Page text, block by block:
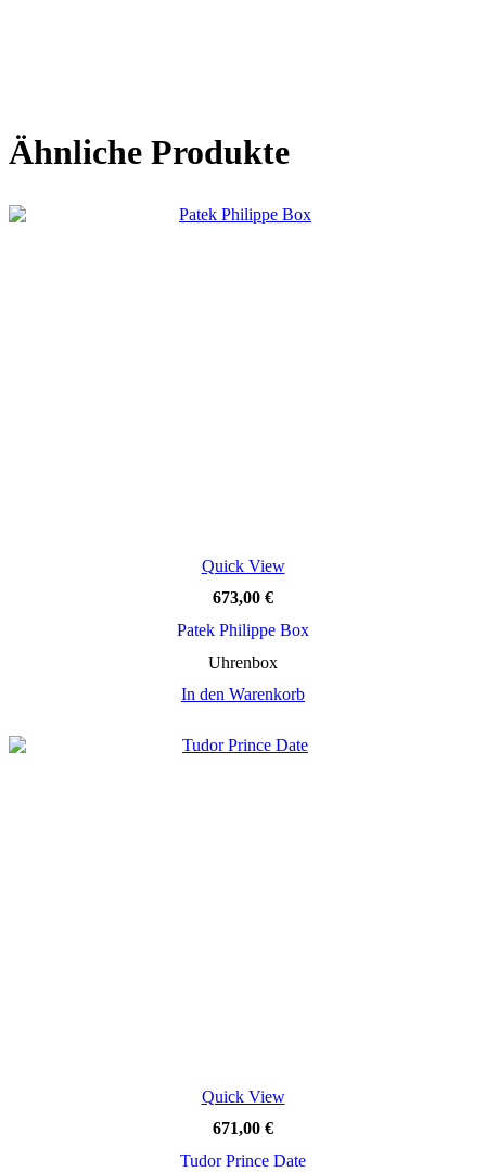
Ähnliche Produkte
Quick View
673,00 €
Patek Philippe Box
Uhrenbox
In den Warenkorb
Quick View
671,00 €
Tudor Prince Date